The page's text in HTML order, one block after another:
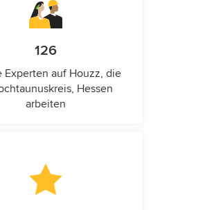
126
Experten auf Houzz, die
Hessen
arbeiten